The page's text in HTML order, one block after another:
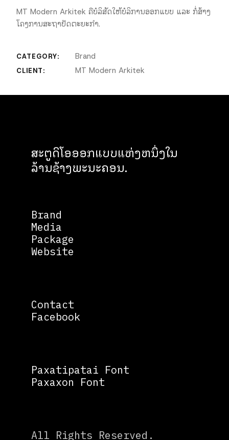
MT Modern Arkitek ຄືບໍລິສັດໃຫ້ບໍລິການອອກແບບ ແລະ ກໍ່ສ້າງ
ໂຄງການສະຖາປັດຕະຍະກໍາ.
CATEGORY: Brand
CLIENT: MT Modern Arkitek
ສະຕູດິໂອອອກແບບແຫ່ງຫນຶ່ງໃນ
ລ້ານຊ້າງພະນະຄອນ.
Brand
Media
Package
Website
Contact
Facebook
Paxatipatai Font
Paxaxon Font
All Rights Reserved.